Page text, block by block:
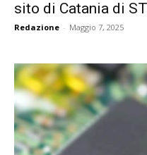
sito di Catania di
Redazione - Maggio 7, 2025